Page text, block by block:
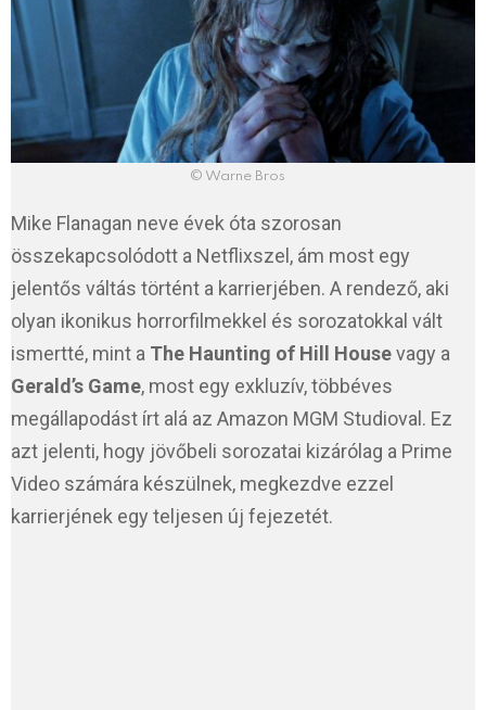
© Warne Bros
Mike Flanagan neve évek óta szorosan
összekapcsolódott a Netflixszel, ám most egy
jelentős váltás történt a karrierjében. A rendező, aki
olyan ikonikus horrorfilmekkel és sorozatokkal vált
ismertté, mint a The Haunting of Hill Housevagy a
Gerald’s Game, most egy exkluzív, többéves
megállapodást írt alá az Amazon MGM Studioval. Ez
azt jelenti, hogy jövőbeli sorozatai kizárólag a Prime
Video számára készülnek, megkezdve ezzel
karrierjének egy teljesen új fejezetét.